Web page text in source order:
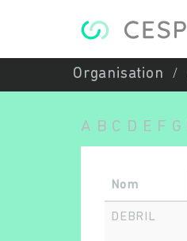
Organisation
A B C D E F G
Nom
DEBRIL